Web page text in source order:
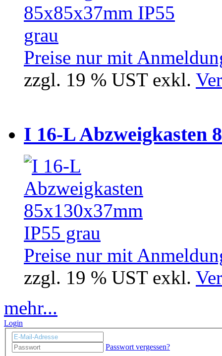
Preise nur mit
zzgl. 19 % UST exkl.
I 16-L Abzweigkasten
Preise nur mit
zzgl. 19 % UST exkl.
mehr...
Login
Passwort vergessen?